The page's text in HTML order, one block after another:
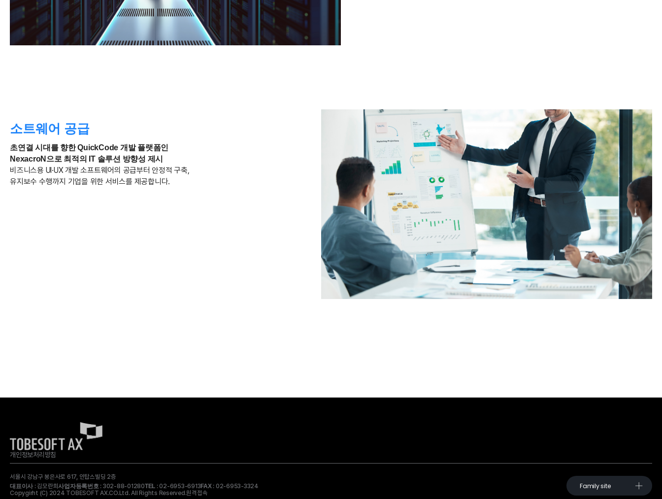
소트웨어 공급
초연결 시대를 향한 QuickCode 개발 플랫폼인
NexacroN으로 최적의 IT 솔루션 방향성 제시
비즈니스용 UI·UX 개발 소프트웨어의 공급부터 안정적 구축,
유지보수 수행까지 기업을 위한 서비스를 제공합니다.
개인정보처리방침
서울시 강남구 봉은사로 617, 인탑스빌딩 2층
대표이사 : 김모란희사업자등록번호 : 302-88-01280TEL : 02-6953-6913FAX: 02-6953-3324
Copygirht (C) 2024 TOBESOFT AX.CO.Ltd. All Rights Reserved.원격접속
Family site